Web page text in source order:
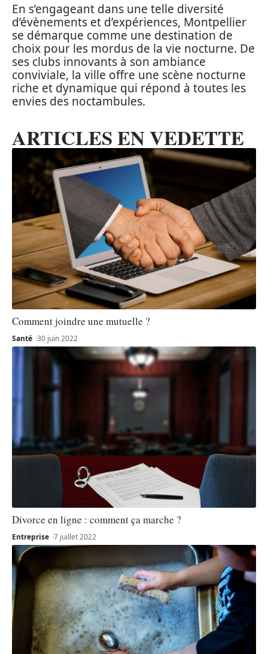
En s’engageant dans une telle diversité
d’évènements et d’expériences, Montpellier
se démarque comme une destination de
choix pour les mordus de la vie nocturne. De
ses clubs innovants à son ambiance
conviviale, la ville offre une scène nocturne
riche et dynamique qui répond à toutes les
envies des noctambules.
ARTICLES EN VEDETTE
Comment joindre une mutuelle ?
Santé 30 juin 2022
Divorce en ligne : comment ça marche ?
Entreprise 7 juillet 2022